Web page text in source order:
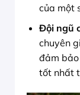
của một
Đội ngũ
chuyên
đảm
tốt nhất